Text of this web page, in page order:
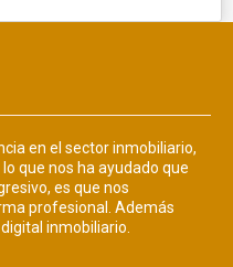
en el sector inmobiliario,
que nos ha ayudado que
es que nos
profesional. Además
inmobiliario.